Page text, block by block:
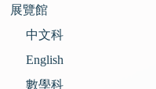
展覽館
中文科
English
數學科